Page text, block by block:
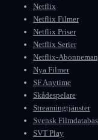
Netflix
Netflix Filmer
Netflix Priser
Netflix Serier
Netflix-
Nya Filmer
SF Anytime
Skådespelare
Streamingtjänster
Svensk Filmdatabas
SVT Play